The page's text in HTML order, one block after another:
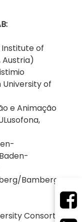
of
Austria)
of
e Animação
Bamberg
Consortium